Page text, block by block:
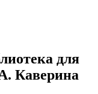
для
Каверина